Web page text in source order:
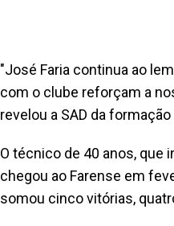
"José Faria continua ao
com o clube reforçam a
revelou a SAD da
O técnico de 40 anos, que
chegou ao Farense em
somou cinco vitórias,